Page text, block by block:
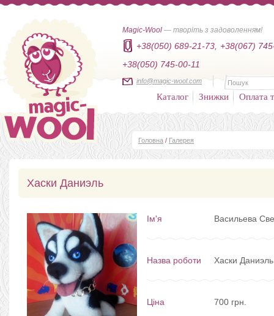
Magic-Wool — творіть з задоволенням!
+38(050) 689-21-73,
+38(067)
+38(050) 745-00-11
info@magic-wool.com
Каталог Знижки Оплата
Головна / Галерея
Хаски Даниэль
Ім'я Васильева
Назва роботи Хаски Даниэль
Ціна 700 грн.